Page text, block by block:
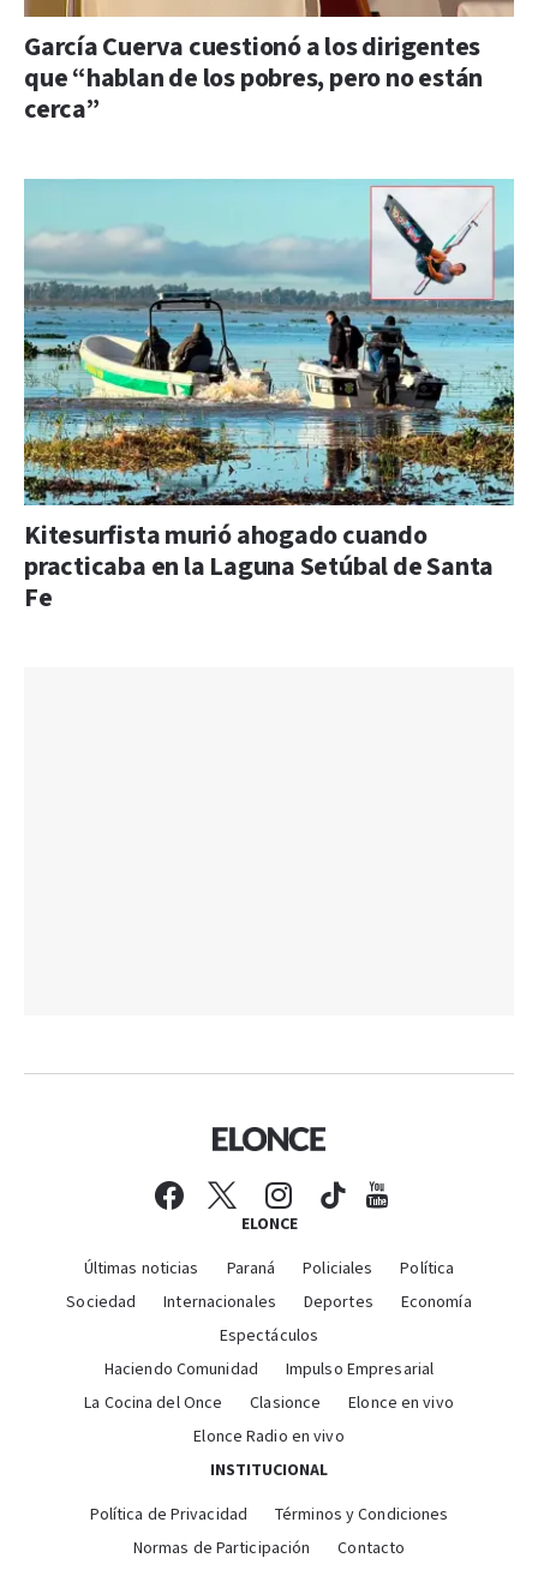
García Cuerva cuestionó a los dirigentes
que “hablan de los pobres, pero no están
cerca”
Kitesurfista murió ahogado cuando
practicaba en la Laguna Setúbal de Santa
Fe
ELONCE
Últimas noticias Paraná Policiales
Política
Sociedad
Internacionales Deportes
Economía
Espectáculos
Haciendo Comunidad
Impulso Empresarial
La Cocina del Once
Clasionce
Elonce en vivo
Elonce Radio en vivo
INSTITUCIONAL
Política de Privacidad
Términos y Condiciones
Normas de Participación
Contacto